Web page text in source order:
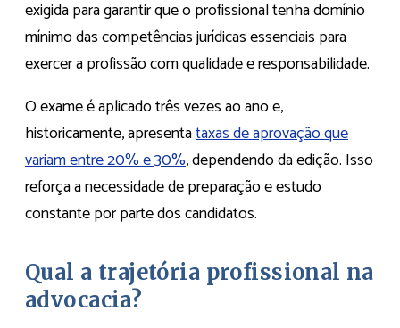
exigida para garantir que o profissional tenha domínio
mínimo das competências jurídicas essenciais para
exercer a profissão com qualidade e responsabilidade.
O exame é aplicado três vezes ao ano e,
historicamente, apresentataxas de aprovação que
variam entre 20% e 30%, dependendo da edição. Isso
reforça a necessidade de preparação e estudo
constante por parte dos candidatos.
Qual a trajetória profissional na
advocacia?